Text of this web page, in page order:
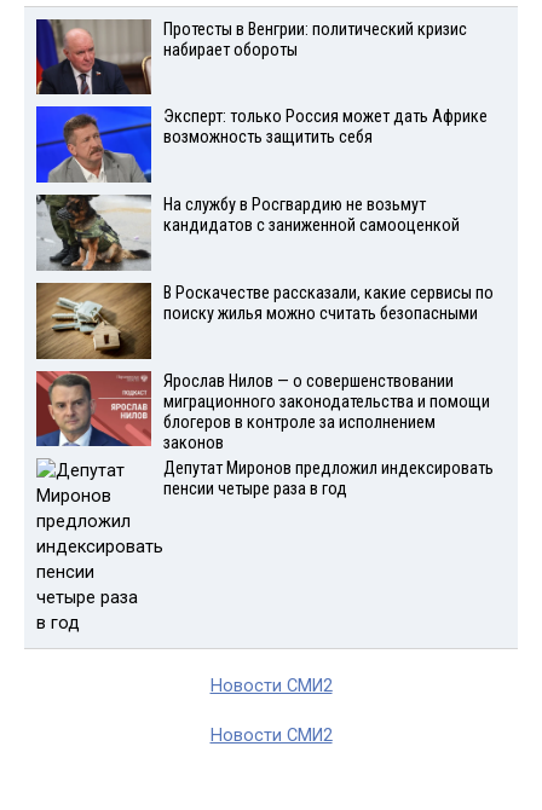
Протесты в Венгрии: политический кризис
набирает обороты
Эксперт: только Россия может дать Африке
возможность защитить себя
На службу в Росгвардию не возьмут
кандидатов с заниженной самооценкой
В Роскачестве рассказали, какие сервисы по
поиску жилья можно считать безопасными
Ярослав Нилов — о совершенствовании
миграционного законодательства и помощи
блогеров в контроле за исполнением
законов
Депутат Миронов предложил индексировать
пенсии четыре раза в год
Новости СМИ2
Новости СМИ2